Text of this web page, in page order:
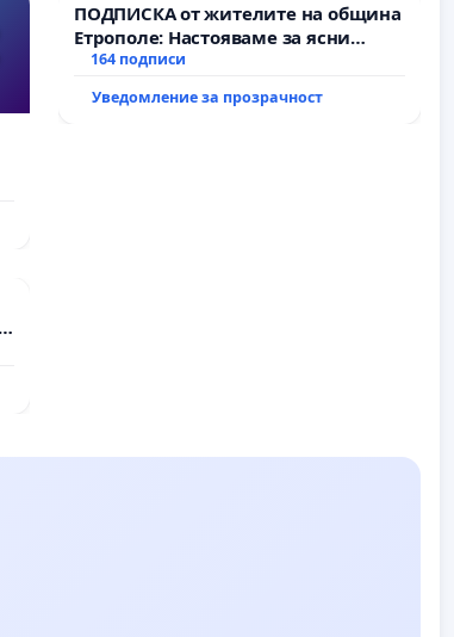
ПОДПИСКА от жителите на община
Етрополе: Настояваме за ясни
гаранции от “Елаците-МЕД” АД и от
всички екологични норми!
164 подписи
Уведомление за прозрачност